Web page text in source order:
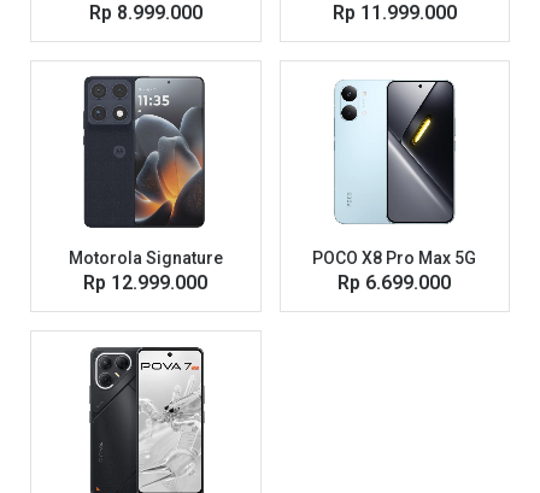
Rp 8.999.000 Rp 11.999.000
Motorola Signature
Rp 12.999.000
POCO X8 Pro Max 5G
Rp 6.699.000